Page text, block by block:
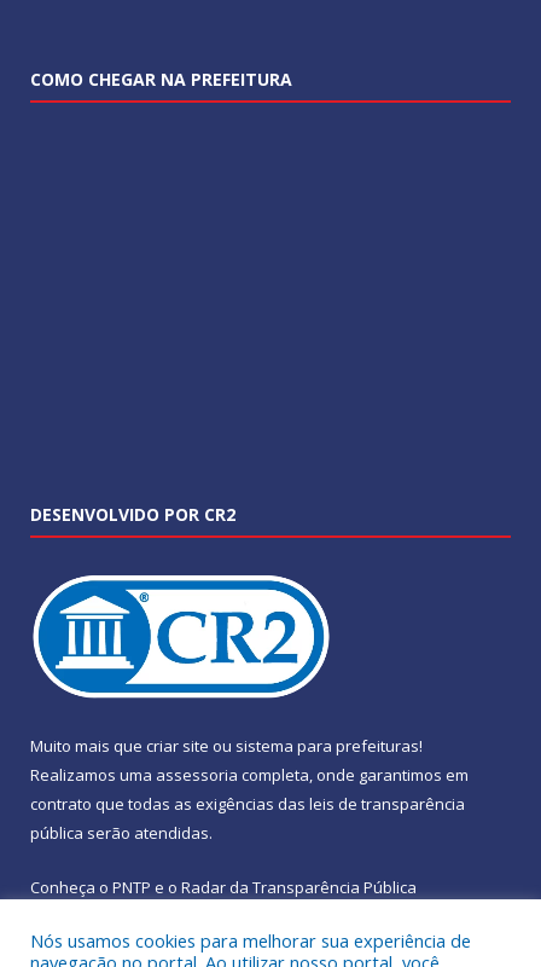
COMO CHEGAR NA PREFEITURA
DESENVOLVIDO POR CR2
Muito mais que criar site ou sistema para prefeituras!
Realizamos uma assessoria completa, onde garantimos em
contrato que todas as exigências das leis de transparência
pública serão atendidas.
Conheça o PNTP e o Radar da Transparência Pública
Nós usamos cookies para melhorar sua experiência de
navegação no portal. Ao utilizar nosso portal, você